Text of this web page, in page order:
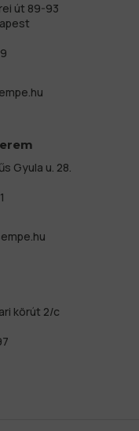
út 89-93
Gyula u. 28.
körút 2/c